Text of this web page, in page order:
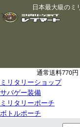
日本最大級のミ
通常送料770円
ミリタリーショップ
サバゲー装備
ミリタリーポーチ
ボトルポーチ